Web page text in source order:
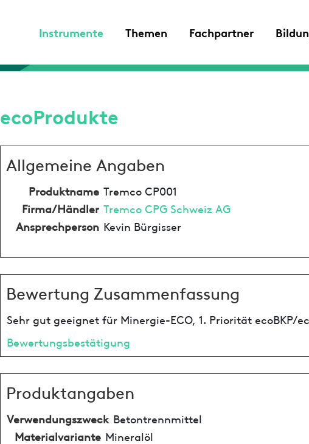
Instrumente Themen Fachpartner
ecoProdukte
Allgemeine Angaben
Produktname Tremco CP001
Firma/Händler Tremco CPG Schweiz AG
Ansprechperson Kevin Bürgisser
Bewertung Zusammenfassung
Sehr gut geeignet für Minergie-ECO, 1. Priorität ecoBKP/
Bewertungsbestätigung
Produktangaben
Verwendungszweck Betontrennmittel
Materialvariante Mineralöl